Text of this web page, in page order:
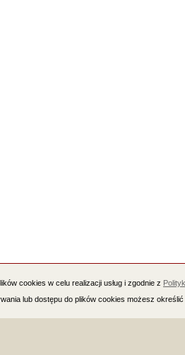
cookies w celu realizacji usług i zgodnie z
lub dostępu do plików cookies możesz